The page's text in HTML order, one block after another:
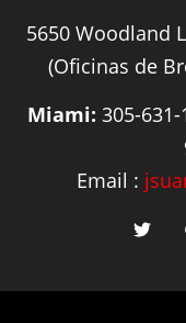
5650 Woodland
(Oficinas de
Miami: 305-631-
Email :